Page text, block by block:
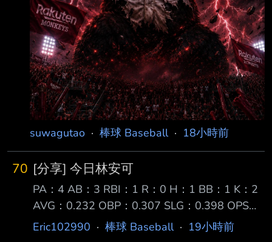
suwagutao · 棒球 Baseball· 18小時前
70 [分享] 今日林安可
PA：4 AB：3 RBI：1 R：0 H：1 BB：1 K：2
AVG：0.232 OBP：0.307 SLG：0.398 OPS：
0.705 【第一打席】空振 【第二打席】四球
Eric102990 · 棒球 Baseball· 19小時前